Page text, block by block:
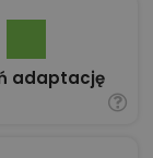
adaptację